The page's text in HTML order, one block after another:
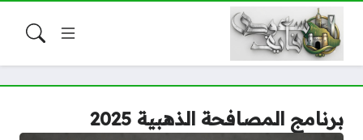
برنامج المصافحة الذهبية 2025